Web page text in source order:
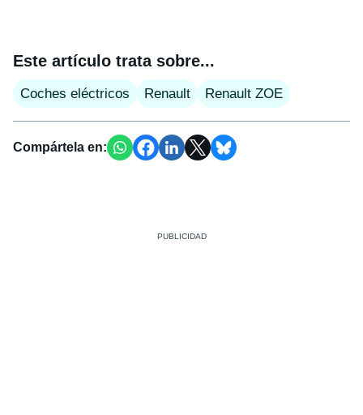
Este artículo trata sobre...
Coches eléctricos Renault Renault ZOE
Compártela en: